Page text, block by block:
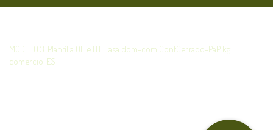
MODELO 3. Plantilla OF e ITE Tasa dom-com ContCerrado-PaP kg
comercio_ES